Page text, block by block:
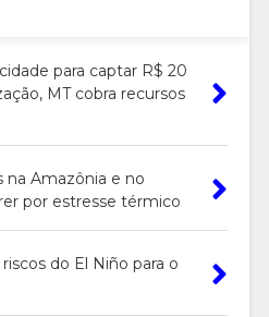
para captar R$ 20
MT cobra recursos
na Amazônia e no
por estresse térmico
do El Niño para o